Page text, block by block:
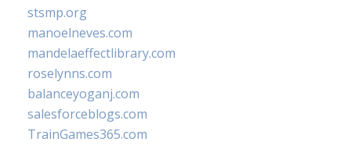
stsmp.org
manoelneves.com
mandelaeffectlibrary.com
roselynns.com
balanceyoganj.com
salesforceblogs.com
TrainGames365.com